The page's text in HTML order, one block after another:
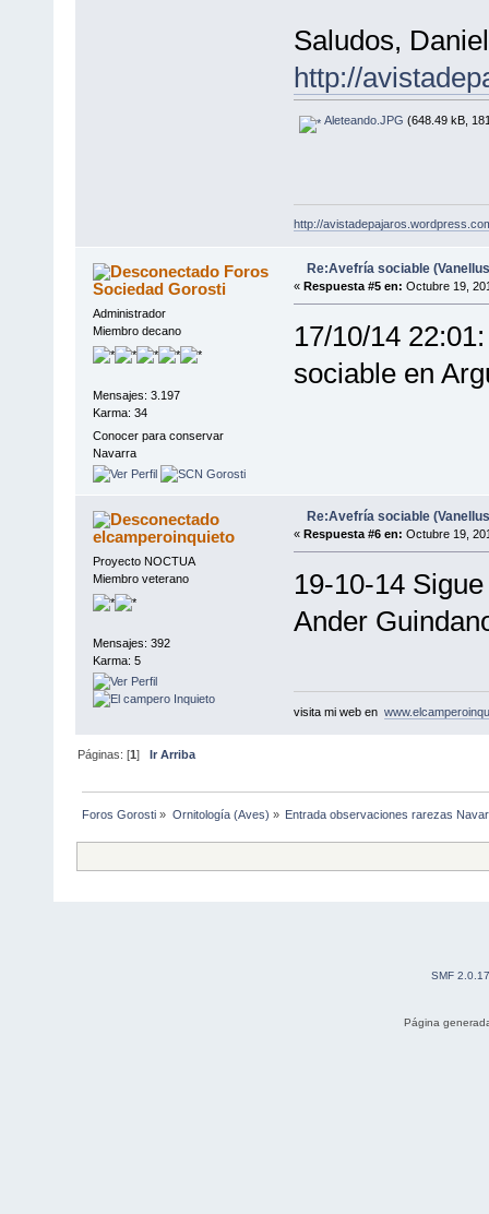
Saludos,
http://
Aleteando.JPG (648.49 kB,
http://
Foros
Sociedad Gorosti
Administrador
Miembro decano
Mensajes: 3.197
Karma: 34
Conocer para conservar
Navarra
Re:Avefría sociable
« Respuesta #5 en: Octubre 19,
17/10/14
sociable en
elcamperoinquieto
Proyecto NOCTUA
Miembro veterano
Mensajes: 392
Karma: 5
Re:Avefría sociable
« Respuesta #6 en: Octubre 19,
19-10-14
Ander
visita mi web en
Páginas: [1]Ir Arriba
Foros Gorosti » Ornitología (Aves) » Entrada observaciones rarezas
SMF 2.0.17
Página